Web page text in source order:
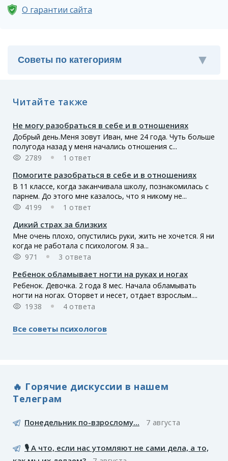
О гарантии сайта
Читайте также
Не могу разобраться в себе и в отношениях
Добрый день.Меня зовут Иван, мне 24 года. Чуть больше
полугода назад у меня начались отношения с...
2789
1 ответ
Помогите разобраться в себе и в отношениях
В 11 классе, когда заканчивала школу, познакомилась с
парнем. До этого мне казалось, что я никому не...
4199
1 ответ
Дикий страх за близких
Мне очень плохо, опустились руки, жить не хочется. Я ни
когда не работала с психологом. Я за...
971
3 ответа
Ребенок обламывает ногти на руках и ногах
Ребенок. Девочка. 2 года 8 мес. Начала обламывать
ногти на ногах. Оторвет и несет, отдает взрослым....
1938
4 ответа
Все советы психологов
🔥 Горячие дискуссии в нашем
Телеграм
Понедельник по-взрослому... 7 августа
🎙️ А что, если нас утомляют не сами дела, а то,